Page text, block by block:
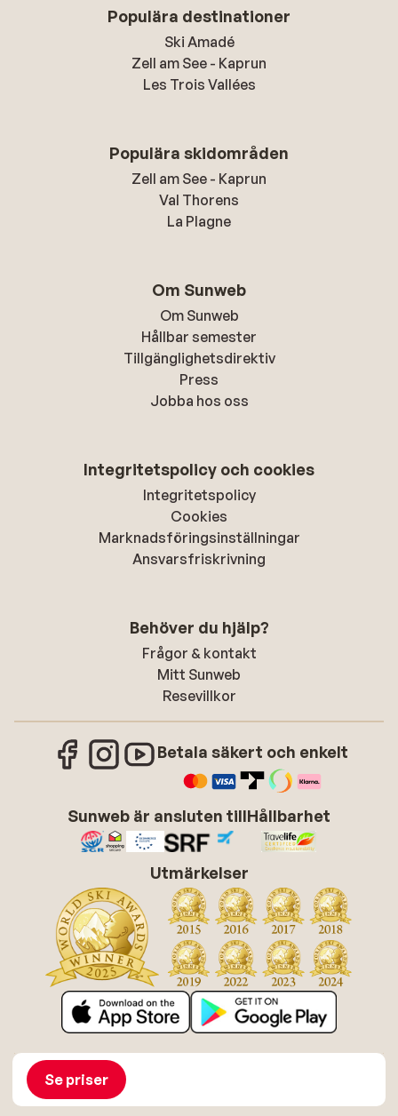
Se priser
Populära destinationer
Ski Amadé
Zell am See - Kaprun
Les Trois Vallées
Populära skidområden
Zell am See - Kaprun
Val Thorens
La Plagne
Om Sunweb
Om Sunweb
Hållbar semester
Tillgänglighetsdirektiv
Press
Jobba hos oss
Integritetspolicy och cookies
Integritetspolicy
Cookies
Marknadsföringsinställningar
Ansvarsfriskrivning
Behöver du hjälp?
Frågor & kontakt
Mitt Sunweb
Resevillkor
Betala säkert och enkelt
Sunweb är ansluten tillHållbarhet
Utmärkelser
Om SunwebJobba hos Sunweb
Tillgänglighetsdirektiv